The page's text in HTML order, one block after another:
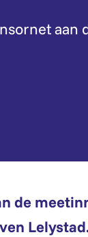
aan
de
Lelystad.